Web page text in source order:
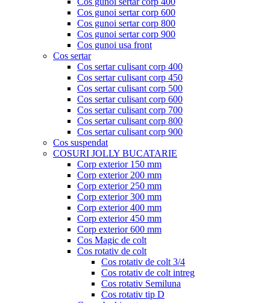
Cos gunoi sertar corp 600
Cos gunoi sertar corp 800
Cos gunoi sertar corp 900
Cos gunoi usa front
Cos sertar
Cos sertar culisant corp 400
Cos sertar culisant corp 450
Cos sertar culisant corp 500
Cos sertar culisant corp 600
Cos sertar culisant corp 700
Cos sertar culisant corp 800
Cos sertar culisant corp 900
Cos suspendat
COSURI JOLLY BUCATARIE
Corp exterior 150 mm
Corp exterior 200 mm
Corp exterior 250 mm
Corp exterior 300 mm
Corp exterior 400 mm
Corp exterior 450 mm
Corp exterior 600 mm
Cos Magic de colt
Cos rotativ de colt
Cos rotativ de colt 3/4
Cos rotativ de colt intreg
Cos rotativ Semiluna
Cos rotativ tip D